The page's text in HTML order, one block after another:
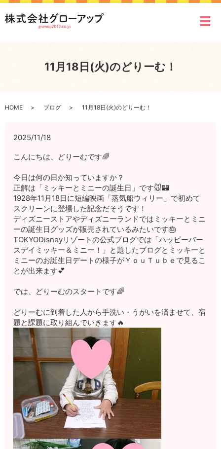
メ
11月18日(火)のどりーむ！
HOME ブログ 11月18日(火)のどりーむ！
2025/11/18
こんにちは、どりーむです🌈
今日は何の日か知っていますか？
正解は「ミッキーとミニーの誕生日」です🐭🏰
1928年11月18日に短編映画「蒸気船ウィリー」で初めて
スクリーンに登場した記念だそうです！
ディズニーストアやディズニーランドではミッキーとミニ
ーの誕生日グッズが販売されているみたいです🎂
TOKYODisneyリゾートの公式ブログでは「ハッピーバー
スデイミッキー＆ミニー！」と題したブログとミッキーと
ミニーのお誕生日デートの様子がＹｏｕＴｕｂｅで見るこ
とが出来ます💕
では、どりーむのスタートです🌈
どりーむに到着した人から手洗い・うがいを済ませて、宿
題と課題に取り組んでいきます🔥